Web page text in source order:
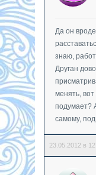
Да он
знаю,
Друган
менять, вот
подумает?
самому,
23.05.2012 в